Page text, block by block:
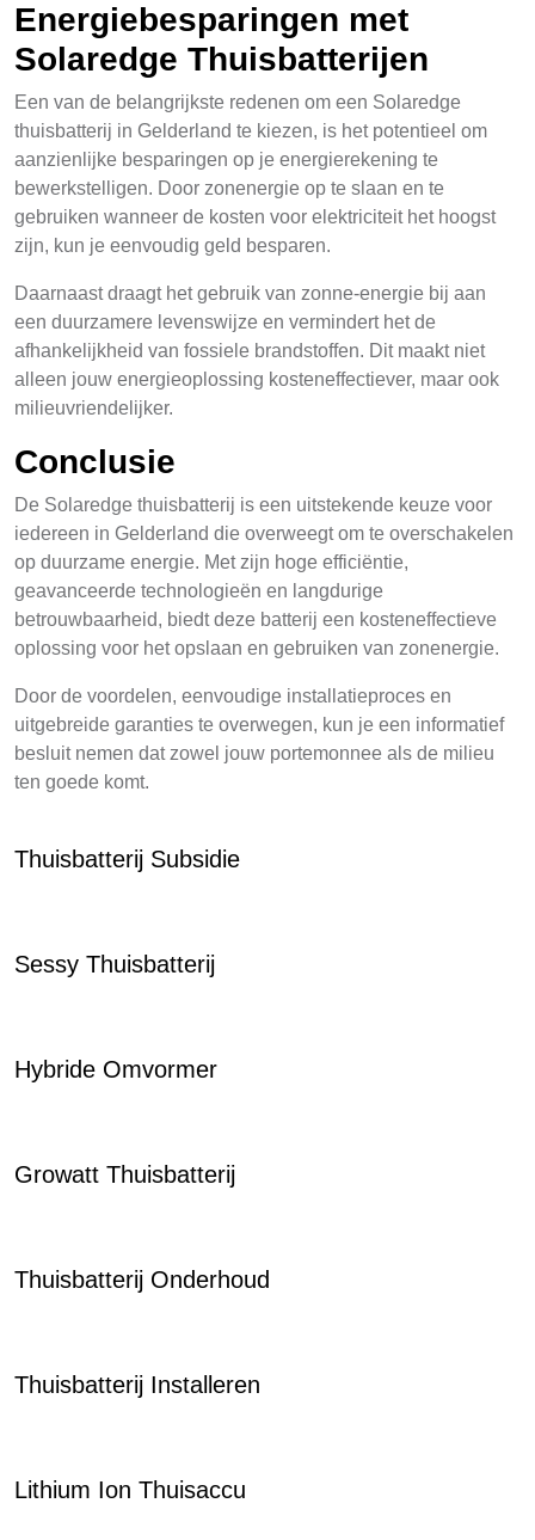
Energiebesparingen met
Solaredge Thuisbatterijen
Een van de belangrijkste redenen om een Solaredge
thuisbatterij in Gelderland te kiezen, is het potentieel om
aanzienlijke besparingen op je energierekening te
bewerkstelligen. Door zonenergie op te slaan en te
gebruiken wanneer de kosten voor elektriciteit het hoogst
zijn, kun je eenvoudig geld besparen.
Daarnaast draagt het gebruik van zonne-energie bij aan
een duurzamere levenswijze en vermindert het de
afhankelijkheid van fossiele brandstoffen. Dit maakt niet
alleen jouw energieoplossing kosteneffectiever, maar ook
milieuvriendelijker.
Conclusie
De Solaredge thuisbatterij is een uitstekende keuze voor
iedereen in Gelderland die overweegt om te overschakelen
op duurzame energie. Met zijn hoge efficiëntie,
geavanceerde technologieën en langdurige
betrouwbaarheid, biedt deze batterij een kosteneffectieve
oplossing voor het opslaan en gebruiken van zonenergie.
Door de voordelen, eenvoudige installatieproces en
uitgebreide garanties te overwegen, kun je een informatief
besluit nemen dat zowel jouw portemonnee als de milieu
ten goede komt.
Thuisbatterij Subsidie
Sessy Thuisbatterij
Hybride Omvormer
Growatt Thuisbatterij
Thuisbatterij Onderhoud
Thuisbatterij Installeren
Lithium Ion Thuisaccu